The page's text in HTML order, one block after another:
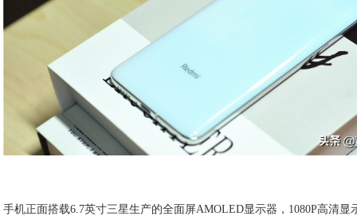
手机正面搭载6.7英寸三星生产的全面屏AMOLED显示器，1080P高清